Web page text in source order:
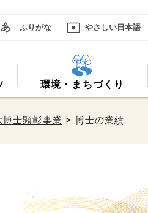
ふりがな やさしい日本語
環境・まちづくり
博士顕彰事業 > 博士の業績